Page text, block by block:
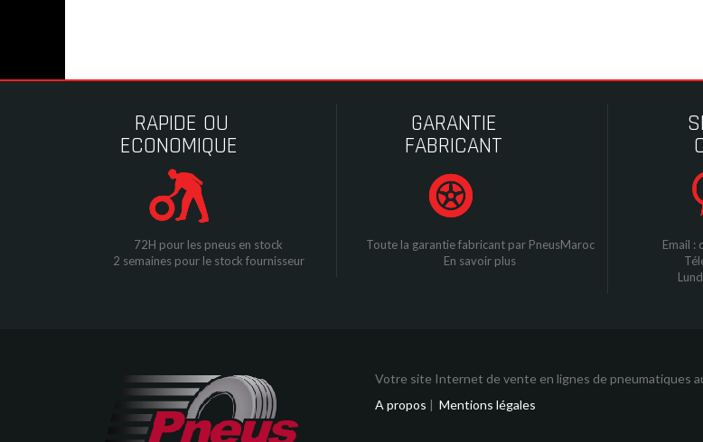
RAPIDE OU
ECONOMIQUE
72H pour les pneus en stock
2 semaines pour le stock fournisseur
GARANTIE
FABRICANT
Toute la garantie fabricant par PneusMaroc
En savoir plus
Email :
Votre site Internet de vente en lignes de pneumatiques
A propos | Mentions légales